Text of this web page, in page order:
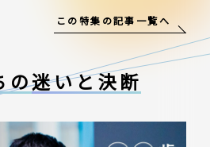
この特集の記事一覧へ
の迷いと決断